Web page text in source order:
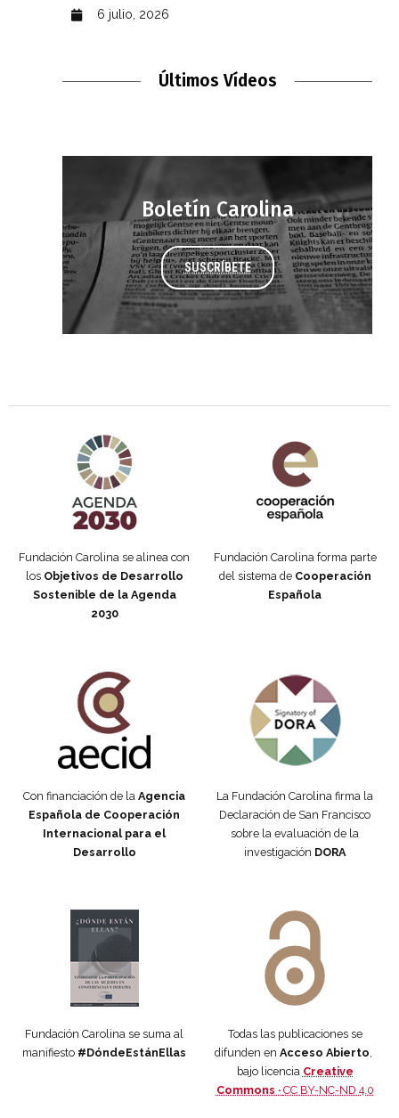
6 julio, 2026
Últimos Vídeos
Boletín Carolina
SUSCRÍBETE
Fundación Carolina se alinea con
los Objetivos de Desarrollo
Sostenible de la Agenda
2030
Fundación Carolina forma parte
del sistema de Cooperación
Española
Con financiación de la Agencia
Española de Cooperación
Internacional para el
Desarrollo
La Fundación Carolina firma la
Declaración de San Francisco
sobre la evaluación de la
investigación DORA
Fundación Carolina se suma al
manifiesto #DóndeEstánEllas
Todas las publicaciones se
difunden en Acceso Abierto,
bajo licencia Creative
Commons · CC BY-NC-ND 4.0